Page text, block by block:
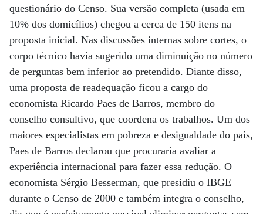
questionário do Censo. Sua versão completa (usada em
10% dos domicílios) chegou a cerca de 150 itens na
proposta inicial. Nas discussões internas sobre cortes, o
corpo técnico havia sugerido uma diminuição no número
de perguntas bem inferior ao pretendido. Diante disso,
uma proposta de readequação ficou a cargo do
economista Ricardo Paes de Barros, membro do
conselho consultivo, que coordena os trabalhos. Um dos
maiores especialistas em pobreza e desigualdade do país,
Paes de Barros declarou que procuraria avaliar a
experiência internacional para fazer essa redução. O
economista Sérgio Besserman, que presidiu o IBGE
durante o Censo de 2000 e também integra o conselho,